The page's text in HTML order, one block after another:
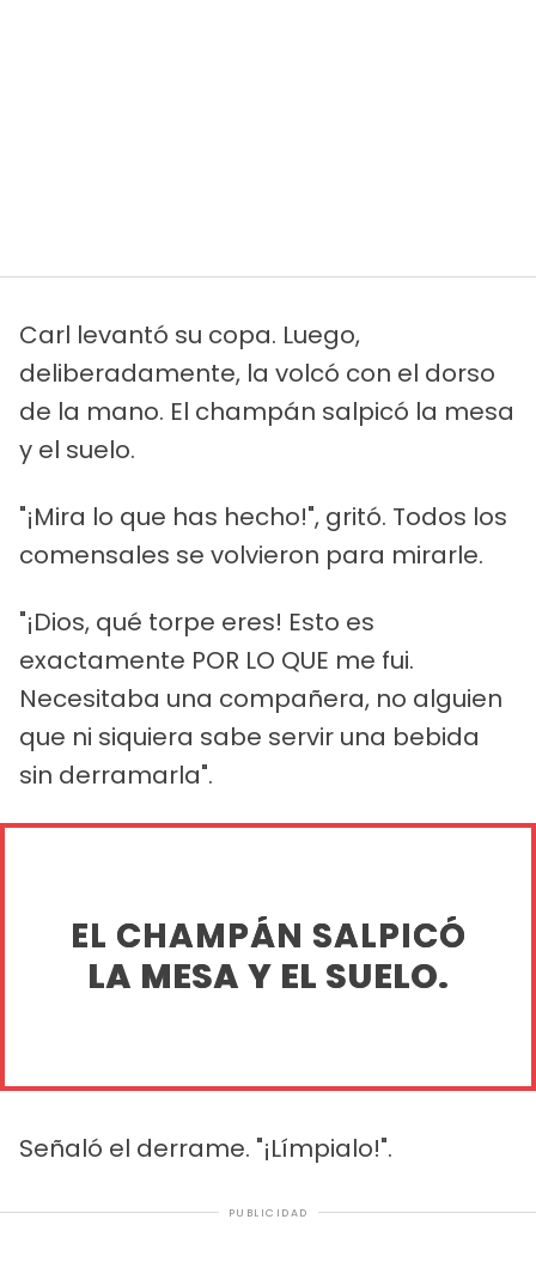
Carl levantó su copa. Luego,
deliberadamente, la volcó con el dorso
de la mano. El champán salpicó la mesa
y el suelo.
"¡Mira lo que has hecho!", gritó. Todos los
comensales se volvieron para mirarle.
"¡Dios, qué torpe eres! Esto es
exactamente POR LO QUE me fui.
Necesitaba una compañera, no alguien
que ni siquiera sabe servir una bebida
sin derramarla".
EL CHAMPÁN SALPICÓ
LA MESA Y EL SUELO.
Señaló el derrame. "¡Límpialo!".
PUBLICIDAD